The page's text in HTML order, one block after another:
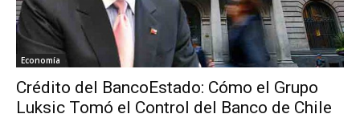
Economía
Crédito del BancoEstado: Cómo el Grupo
Luksic Tomó el Control del Banco de Chile